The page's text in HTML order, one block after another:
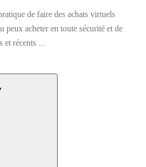
de faire des achats virtuels
peux acheter en toute sécurité et de
et récents ...